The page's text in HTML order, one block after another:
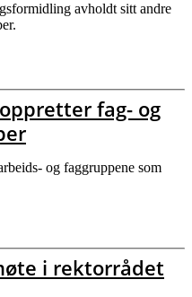
avholdt sitt andre
fag- og
og faggruppene som
i rektorrådet